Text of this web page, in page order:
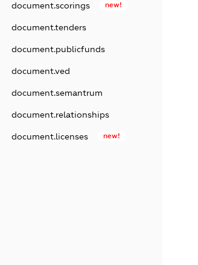
document.scorings new!
document.tenders
document.publicfunds
document.ved
document.semantrum
document.relationships
document.licenses new!